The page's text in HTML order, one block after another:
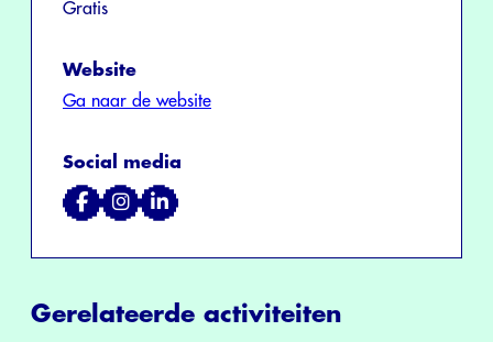
Gratis
Website
Ga naar de website
Social media
Gerelateerde activiteiten